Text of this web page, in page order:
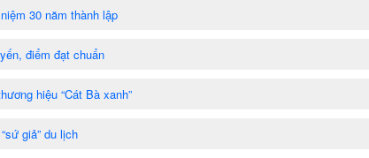
30 năm thành lập
điểm đạt chuẩn
hiệu “Cát Bà xanh”
giả” du lịch